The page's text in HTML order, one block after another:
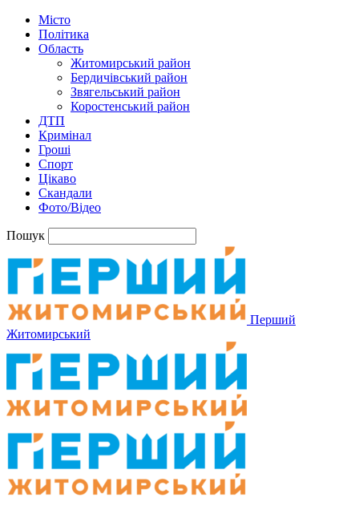
Місто
Політика
Область
Житомирський район
Бердичівський район
Звягельський район
Коростенський район
ДТП
Кримінал
Гроші
Спорт
Цікаво
Скандали
Фото/Відео
Пошук
Перший
Житомирський